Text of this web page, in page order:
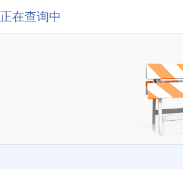
正在查询中